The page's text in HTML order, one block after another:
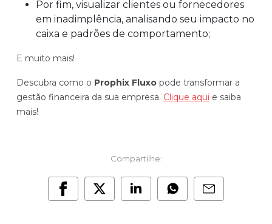
Por fim, visualizar clientes ou fornecedores
em inadimplência, analisando seu impacto no
caixa e padrões de comportamento;
E muito mais!
Descubra como o Prophix Fluxo pode transformar a
gestão financeira da sua empresa. Clique aqui e saiba
mais!
Compartilhe: